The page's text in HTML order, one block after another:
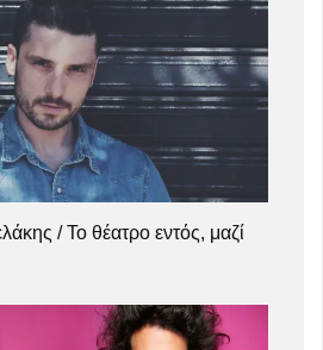
/ Το θέατρο εντός, μαζί